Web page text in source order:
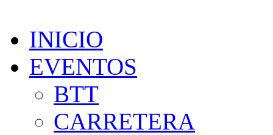
INICIO
EVENTOS
BTT
CARRETERA